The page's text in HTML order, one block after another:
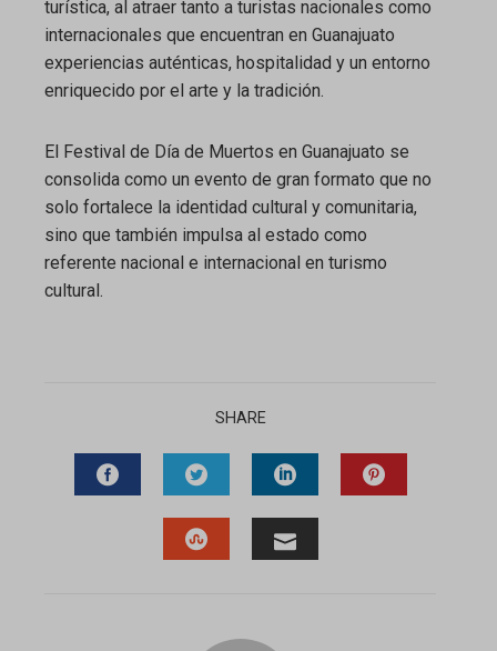
turística, al atraer tanto a turistas nacionales como
internacionales que encuentran en Guanajuato
experiencias auténticas, hospitalidad y un entorno
enriquecido por el arte y la tradición.
El Festival de Día de Muertos en Guanajuato se
consolida como un evento de gran formato que no
solo fortalece la identidad cultural y comunitaria,
sino que también impulsa al estado como
referente nacional e internacional en turismo
cultural.
SHARE
FACEBOOKTWITTERLINKEDIN